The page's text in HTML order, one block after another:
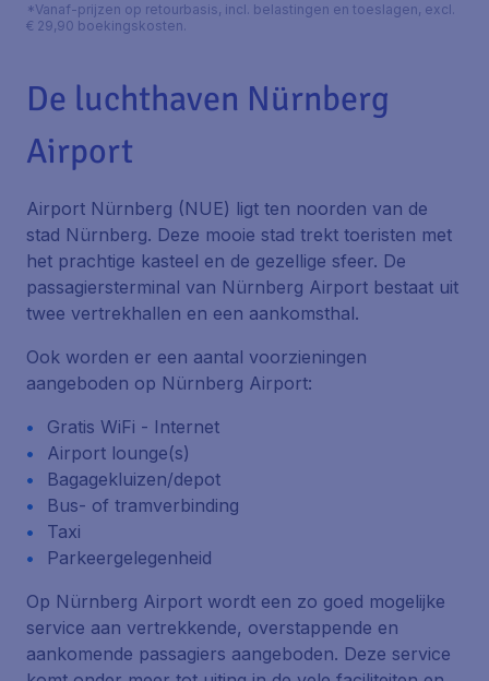
*Vanaf-prijzen op retourbasis, incl. belastingen en toeslagen, excl.
€ 29,90 boekingskosten.
De luchthaven Nürnberg
Airport
Airport Nürnberg (NUE) ligt ten noorden van de
stad Nürnberg. Deze mooie stad trekt toeristen met
het prachtige kasteel en de gezellige sfeer. De
passagiersterminal van Nürnberg Airport bestaat uit
twee vertrekhallen en een aankomsthal.
Ook worden er een aantal voorzieningen
aangeboden op Nürnberg Airport:
Gratis WiFi - Internet
Airport lounge(s)
Bagagekluizen/depot
Bus- of tramverbinding
Taxi
Parkeergelegenheid
Op Nürnberg Airport wordt een zo goed mogelijke
service aan vertrekkende, overstappende en
aankomende passagiers aangeboden. Deze service